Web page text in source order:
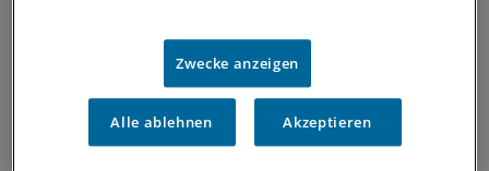
Untersuchung von Nebenwirkungen breit eingesetzter
Medikamente aus dem internistischen oder
bestimmte Antidepressiva die Blase blockieren und
Zwecke anzeigen
Alle ablehnen Akzeptieren